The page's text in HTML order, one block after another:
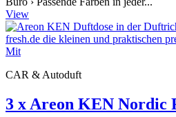
View
CAR & Autoduft
3 x Areon KEN Nordic